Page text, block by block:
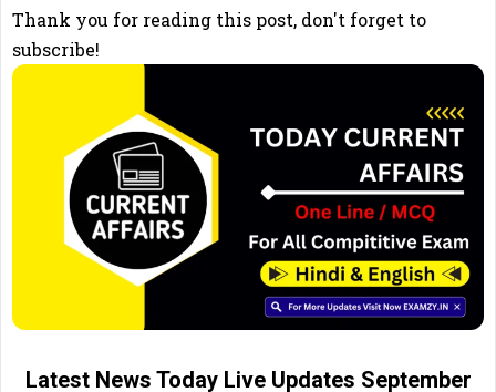
Thank you for reading this post, don't forget to
subscribe!
Latest News Today Live Updates September